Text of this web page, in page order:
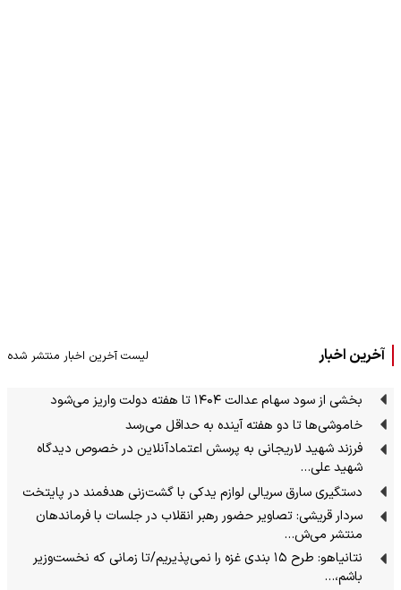
آخرین اخبار لیست آخرین اخبار منتشر شده
بخشی از سود سهام عدالت ۱۴۰۴ تا هفته دولت واریز می‌شود
خاموشی‌ها تا دو هفته آینده به حداقل می‌رسد
فرزند شهید لاریجانی به پرسش اعتمادآنلاین در خصوص دیدگاه
شهید علی…
دستگیری سارق سریالی لوازم یدکی با گشت‌زنی هدفمند در پایتخت
سردار قریشی: تصاویر حضور رهبر انقلاب در جلسات با فرماندهان
منتشر می‌ش…
نتانیاهو: طرح ۱۵ بندی غزه را نمی‌پذیریم/تا زمانی که نخست‌وزیر
باشم،…